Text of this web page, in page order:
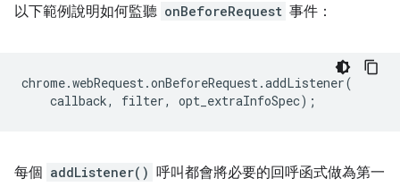
以下範例說明如何監聽 onBeforeRequest 事件：
chrome.webRequest.onBeforeRequest.addListener(
callback, filter, opt_extraInfoSpec);
每個 addListener() 呼叫都會將必要的回呼函式做為第一